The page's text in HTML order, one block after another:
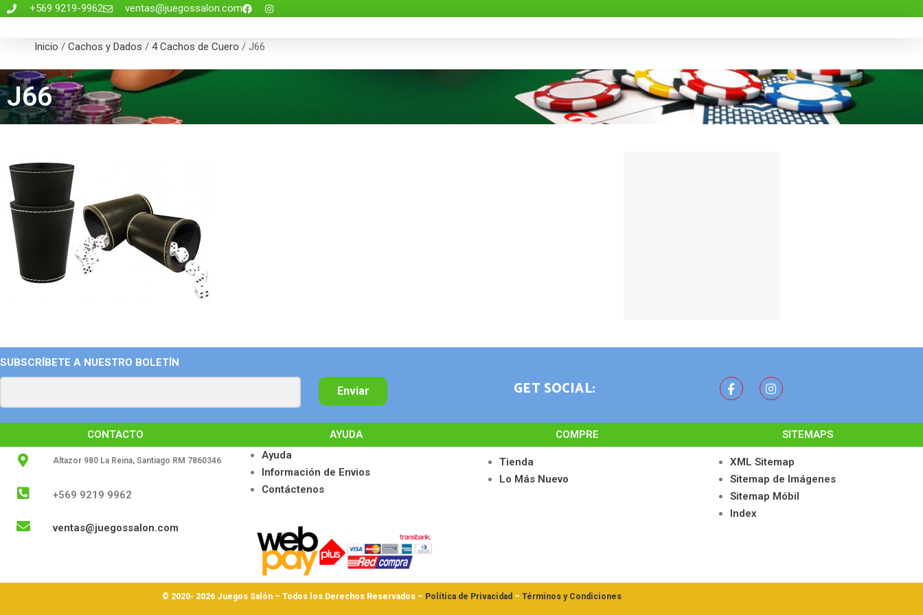
+569 9219-9962 ventas@juegossalon.com
Inicio / Cachos y Dados / 4 Cachos de Cuero / J66
J66
SUBSCRÍBETE A NUESTRO BOLETÍN
Enviar GET SOCIAL:
CONTACTO AYUDA COMPRE SITEMAPS
Altazor 980 La Reina, Santiago RM 7860346
+569 9219 9962
ventas@juegossalon.com
Ayuda
Información de Envios
Contáctenos
Tienda
Lo Más Nuevo
XML Sitemap
Sitemap de Imágenes
Sitemap Móbil
Index
© 2020- 2026 Juegos Salón – Todos los Derechos Reservados – Política de Privacidad – Términos y Condiciones